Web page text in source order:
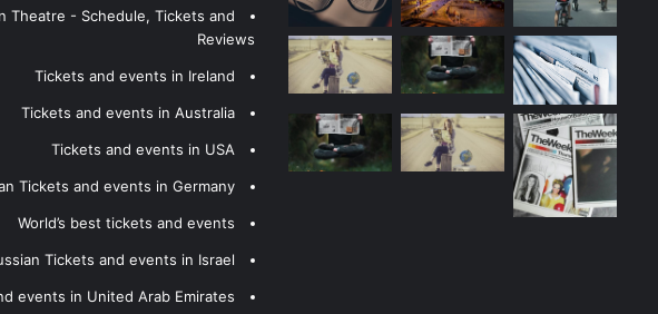
Theatre - Schedule, Tickets and
Reviews
Tickets and events in Ireland
Tickets and events in Australia
Tickets and events in USA
Tickets and events in Germany
World’s best tickets and events
Tickets and events in Israel
events in United Arab Emirates